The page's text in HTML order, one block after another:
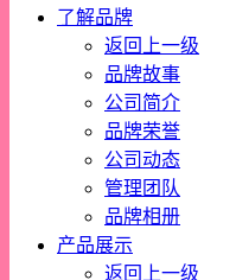
了解品牌
返回上一级
品牌故事
公司简介
品牌荣誉
公司动态
管理团队
品牌相册
产品展示
返回上一级